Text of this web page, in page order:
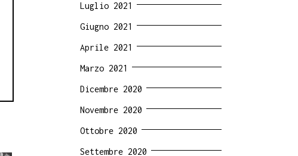
Luglio 2021
Giugno 2021
Aprile 2021
Marzo 2021
Dicembre 2020
Novembre 2020
Ottobre 2020
Settembre 2020